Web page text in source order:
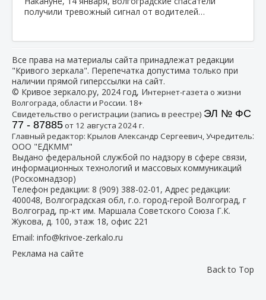
получили тревожный сигнал от водителей…
Все права на материалы сайта принадлежат редакции
"Кривого зеркала". Перепечатка допустима только при
наличии прямой гиперссылки на сайт.
© Кривое зеркало.ру, 2024 год, Интернет-газета о жизни
Волгограда, области и России. 18+
Свидетельство о регистрации (запись в реестре) ЭЛ № ФС
77 - 87885от 12 августа 2024 г.
Главный редактор: Крылов Александр Сергеевич, Учредитель:
ООО "ЕДКММ"
Выдано федеральной службой по надзору в сфере связи,
информационных технологий и массовых коммуникаций
(Роскомнадзор)
Телефон редакции: 8 (909) 388-02-01 , Адрес редакции:
400048, Волгоградская обл, г.о. город-герой Волгоград, г
Волгоград, пр-кт им. Маршала Советского Союза Г.К.
Жукова, д. 100, этаж 18, офис 221
Email: info@krivoe-zerkalo.ru
Реклама на сайте
Back to Top